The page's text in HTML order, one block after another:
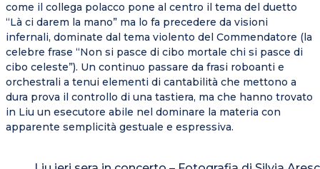
come il collega polacco pone al centro il tema del duetto
“Là ci darem la mano” ma lo fa precedere da visioni
infernali, dominate dal tema violento del Commendatore (la
celebre frase “Non si pasce di cibo mortale chi si pasce di
cibo celeste”). Un continuo passare da frasi roboanti e
orchestrali a tenui elementi di cantabilità che mettono a
dura prova il controllo di una tastiera, ma che hanno trovato
in Liu un esecutore abile nel dominare la materia con
apparente semplicità gestuale e espressiva.